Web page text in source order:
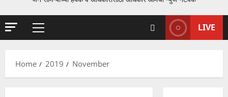
Primary
LIVE
Home 2019 November